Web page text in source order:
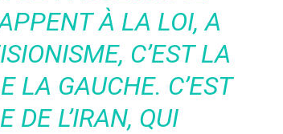
À LA LOI, A
C’EST LA
LA GAUCHE. C’EST
DE L’IRAN, QUI